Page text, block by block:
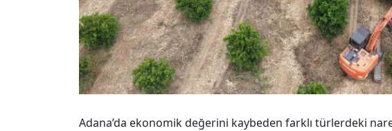
Adana’da ekonomik değerini kaybeden farklı türlerdeki